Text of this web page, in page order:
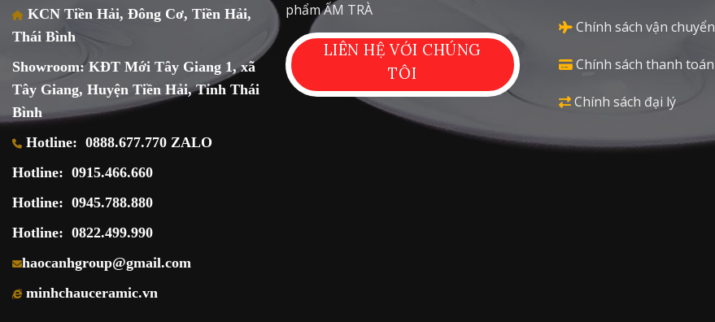
KCN Tiền Hải, Đông Cơ, Tiền Hải,
Thái Bình
Showroom: KĐT Mới Tây Giang 1, xã
Tây Giang, Huyện Tiền Hải, Tỉnh Thái
Bình
Hotline: 0888.677.770 ZALO
Hotline: 0915.466.660
Hotline: 0945.788.880
Hotline: 0822.499.990
haocanhgroup@gmail.com
minhchauceramic.vn
phẩm ẤM TRÀ
LIÊN HỆ VỚI CHÚNG
TÔI
Chính sách vận chuyển
Chính sách thanh toán
Chính sách đại lý